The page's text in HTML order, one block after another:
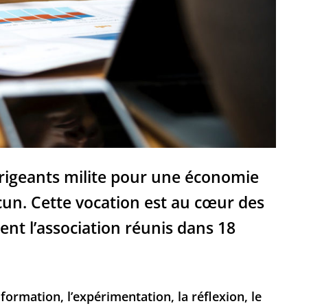
milite pour une économie
Cette vocation est au cœur des
l’association réunis dans 18
l’expérimentation, la réflexion, le